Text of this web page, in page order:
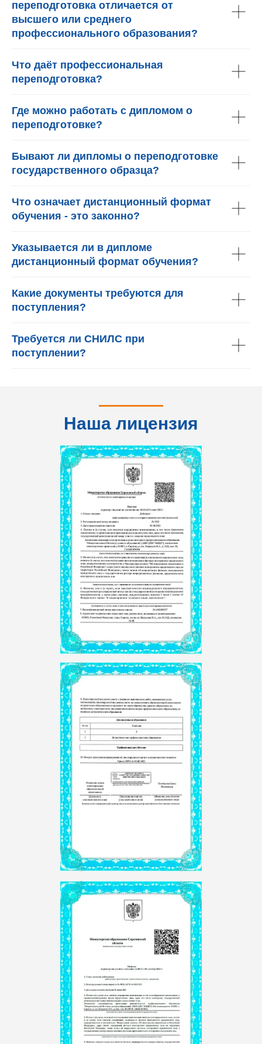
переподготовка отличается от
высшего или среднего
профессионального образования?
Что даёт профессиональная
переподготовка?
Где можно работать с дипломом о
переподготовке?
Бывают ли дипломы о переподготовке
государственного образца?
Что означает дистанционный формат
обучения - это законно?
Указывается ли в дипломе
дистанционный формат обучения?
Какие документы требуются для
поступления?
Требуется ли СНИЛС при
поступлении?
Наша лицензия